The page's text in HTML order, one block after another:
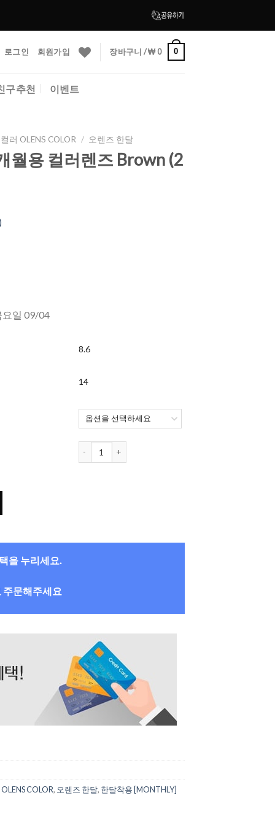
로그인 회원가입 장바구니 /₩0 0
구추천 이벤트
러 OLENS COLOR / 오렌즈 한달
월용 컬러렌즈 Brown (2
요일 09/04
(2개들이) 수량
8.6
14
오렌즈 Spanish 1개월용 컬러렌즈 Brown (2개들이) 수량
을 누리세요.
문해주세요
COLOR, 오렌즈 한달, 한달착용 [MONTHLY]